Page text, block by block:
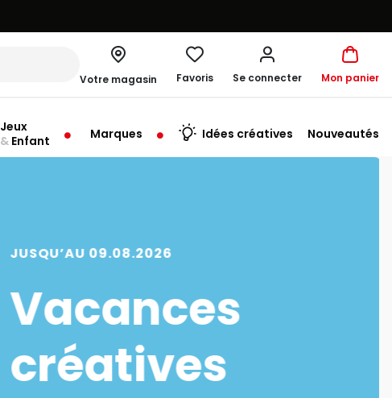
Votre magasin
ouvert à 10:00
Favoris Se connecter Mon panier
Jeux
& Enfant Marques Idées créatives Nouveautés
JUSQU’AU 09.08.2026
Vacances
créatives